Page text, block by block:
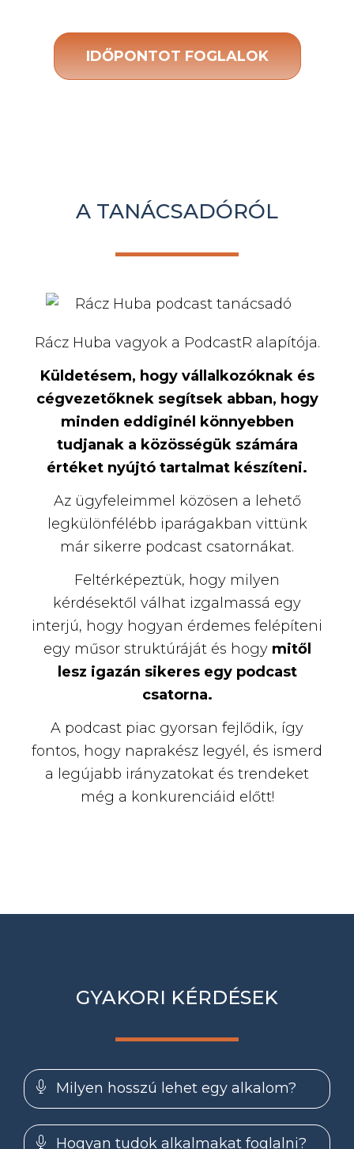
IDŐPONTOT FOGLALOK
A TANÁCSADÓRÓL
Rácz Huba vagyok a PodcastR alapítója.
Küldetésem, hogy vállalkozóknak és
cégvezetőknek segítsek abban, hogy
minden eddiginél könnyebben
tudjanak a közösségük számára
értéket nyújtó tartalmat készíteni.
Az ügyfeleimmel közösen a lehető
legkülönfélébb iparágakban vittünk
már sikerre podcast csatornákat.
Feltérképeztük, hogy milyen
kérdésektől válhat izgalmassá egy
interjú, hogy hogyan érdemes felépíteni
egy műsor struktúráját és hogy mitől
lesz igazán sikeres egy podcast
csatorna.
A podcast piac gyorsan fejlődik, így
fontos, hogy naprakész legyél, és ismerd
a legújabb irányzatokat és trendeket
még a konkurenciáid előtt!
GYAKORI KÉRDÉSEK
Milyen hosszú lehet egy alkalom?
Hogyan tudok alkalmakat foglalni?